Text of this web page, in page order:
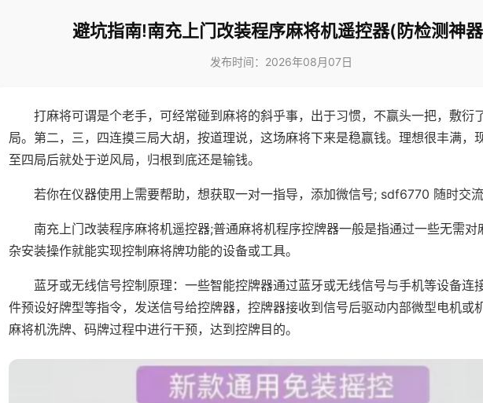
避坑指南!南充上门改装程序麻将机遥控器(防检测神
发布时间：2026年08月07日
打麻将可谓是个老手，可经常碰到麻将的斜乎事，出于习惯，不赢头一把，敷衍
局。第二，三，四连摸三局大胡，按道理说，这场麻将下来是稳赢钱。理想很丰满，
至四局后就处于逆风局，归根到底还是输钱。
若你在仪器使用上需要帮助，想获取一对一指导，添加微信号; sdf6770 随时交流
南充上门改装程序麻将机遥控器;普通麻将机程序控牌器一般是指通过一些无需对
杂安装操作就能实现控制麻将牌功能的设备或工具。
蓝牙或无线信号控制原理：一些智能控牌器通过蓝牙或无线信号与手机等设备连
件预设好牌型等指令，发送信号给控牌器，控牌器接收到信号后驱动内部微型电机或
麻将机洗牌、码牌过程中进行干预，达到控牌目的。